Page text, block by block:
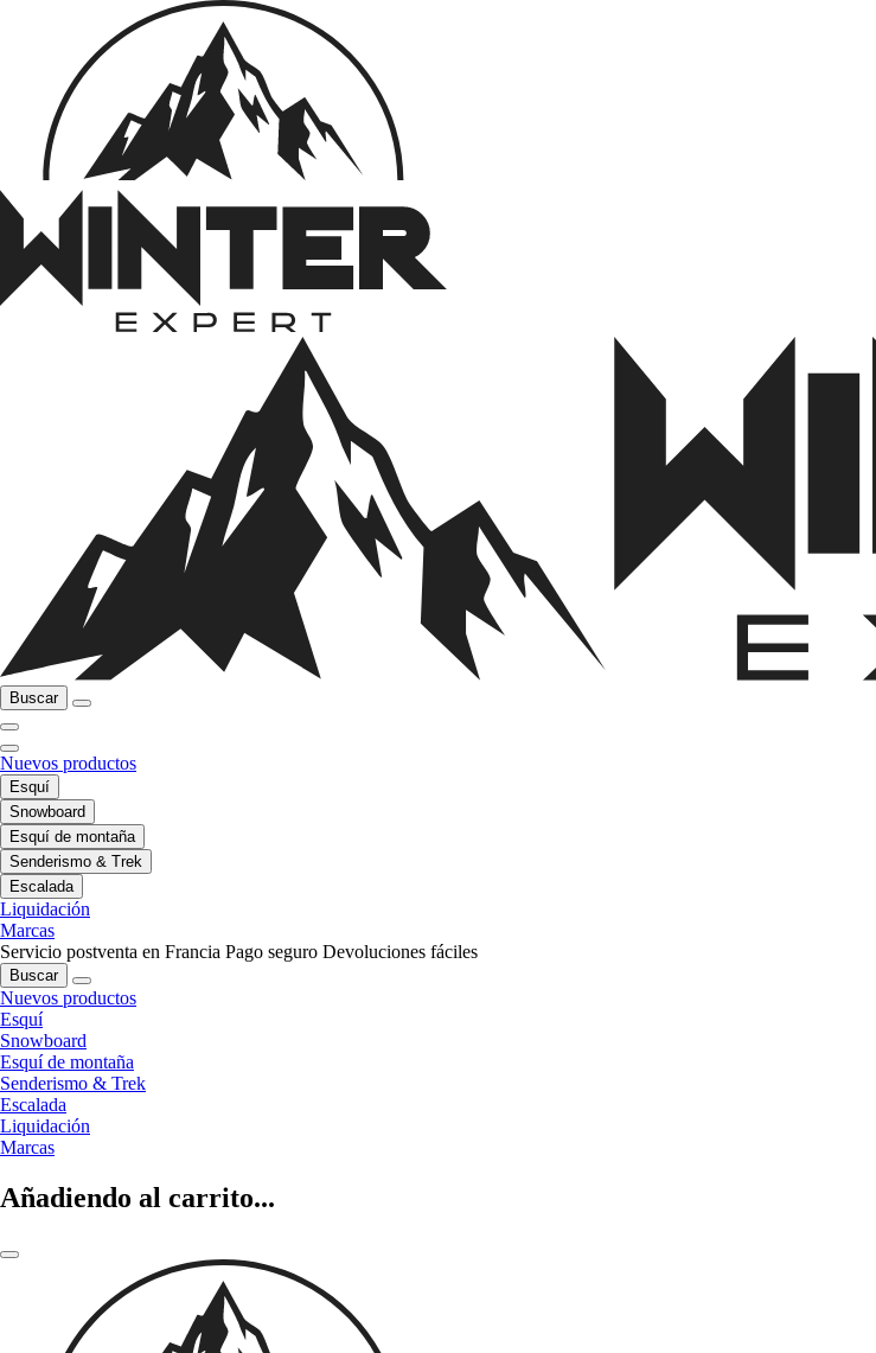
Buscar
Nuevos productos
Esquí
Snowboard
Esquí de montaña
Senderismo & Trek
Escalada
Liquidación
Marcas
Servicio postventa en Francia Pago seguro Devoluciones fáciles
Buscar
Nuevos productos
Esquí
Snowboard
Esquí de montaña
Senderismo & Trek
Escalada
Liquidación
Marcas
Añadiendo al carrito...